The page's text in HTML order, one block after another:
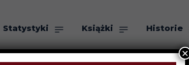
Statystyki Książki Historie
×